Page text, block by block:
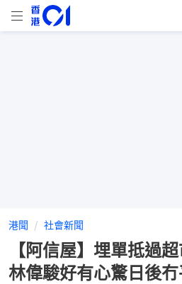
港聞 社會新聞
【阿信屋】埋單抵過
林偉駿好有心驚日後